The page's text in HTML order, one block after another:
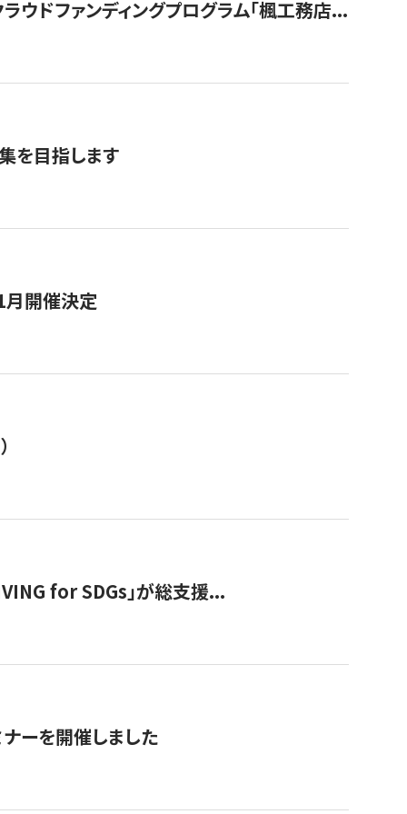
ドファンディングプログラム「楓工務店...
を目指します
月開催決定
for SDGs」が総支援...
ーを開催しました